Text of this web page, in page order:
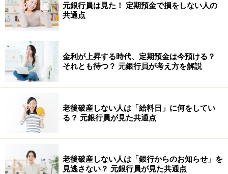
意しなければならないときには、zoomなどで顔を見なが
ら話すなど、誤解を生まないようにしましょう。
元銀行員は見た！ 定期預金で損をしない人の
共通点
金利が上昇する時代、定期預金は今預ける？
それとも待つ？ 元銀行員が考え方を解説
老後破産しない人は「給料日」に何をしてい
る？ 元銀行員が見た共通点
老後破産しない人は「銀行からのお知らせ」を
見逃さない？ 元銀行員が見た共通点